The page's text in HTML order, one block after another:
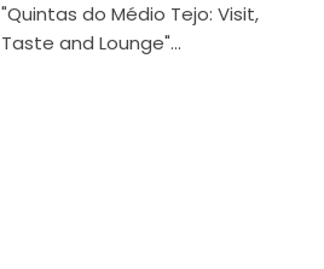
"Quintas do Médio Tejo: Visit,
Taste and Lounge"...